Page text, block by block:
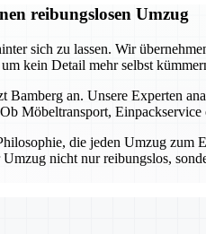
reibungslosen Umzug
sich zu lassen. Wir
kein Detail mehr selbst
an. Unsere Experten
Möbeltransport,
die jeden Umzug
nicht nur reibungslos,